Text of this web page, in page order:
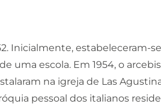
Inicialmente, estabeleceram-
uma escola. Em 1954, o
na igreja de Las
pessoal dos italianos